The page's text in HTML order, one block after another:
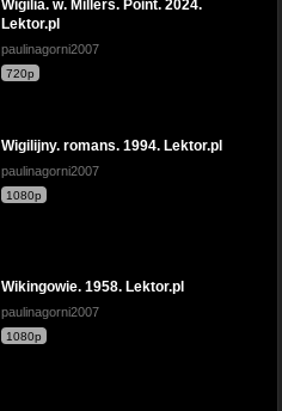
Wigilia. w. Millers. Point. 2024.
Lektor.pl
paulinagorni2007
720p
Wigilijny. romans. 1994. Lektor.pl
paulinagorni2007
1080p
Wikingowie. 1958. Lektor.pl
paulinagorni2007
1080p